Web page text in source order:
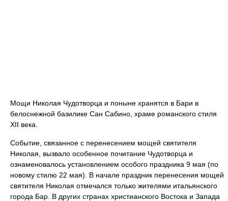
Мощи Николая Чудотворца и поныне хранятся в Бари в
белоснежной базилике Сан Сабино, храме романского стиля
ХII века.
Событие, связанное с перенесением мощей святителя
Николая, вызвало особенное почитание Чудотворца и
ознаменовалось установлением особого праздника 9 мая (по
новому стилю 22 мая). В начале праздник перенесения мощей
святителя Николая отмечался только жителями итальянского
города Бар. В других странах христианского Востока и Запада